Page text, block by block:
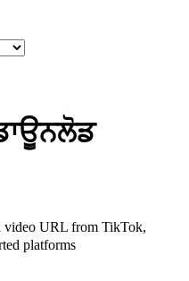
video URL from TikTok,
platforms